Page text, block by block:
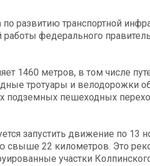
развитию транспортной
федерального
1460 метров, в том числе
тротуары и велодорожки
подземных пешеходных
запустить движение по 13
свыше 22 километров. Это
участки